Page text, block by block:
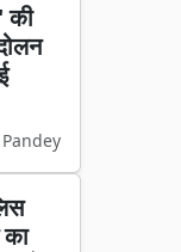
की